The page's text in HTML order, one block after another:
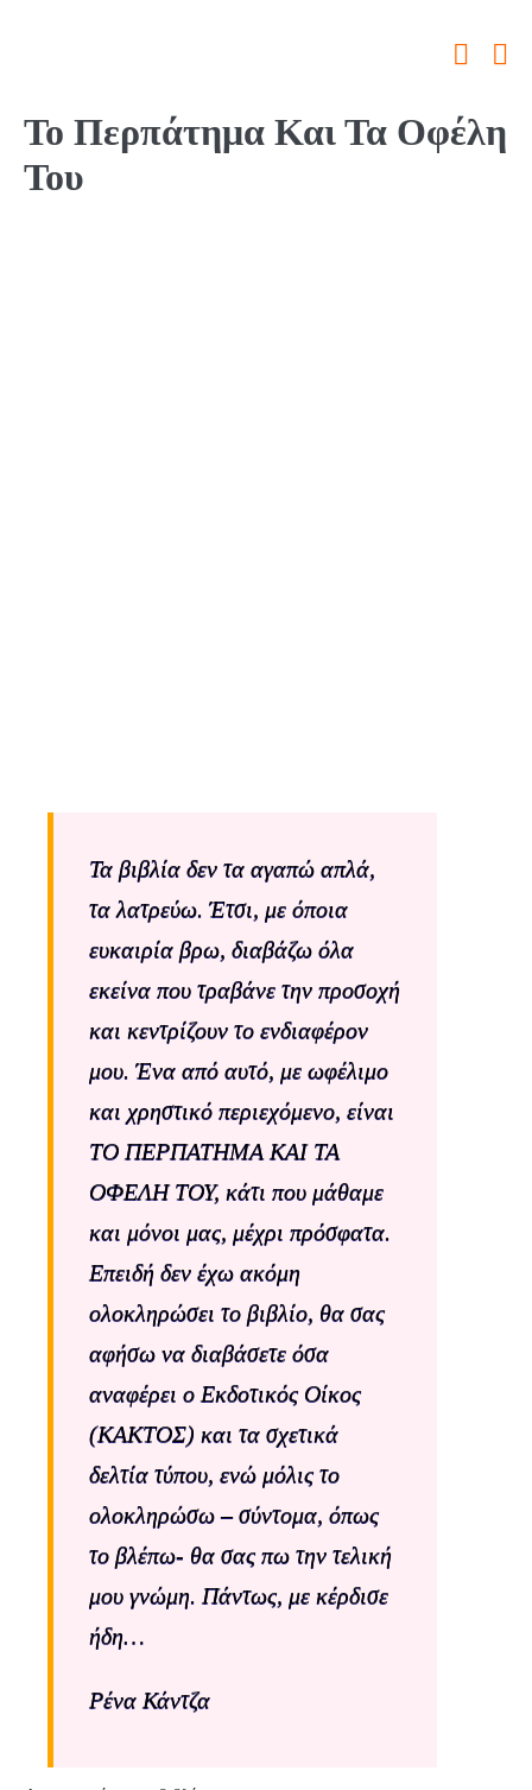
Το Περπάτημα Και Τα Οφέλη
Του
Τα βιβλία δεν τα αγαπώ απλά,
τα λατρεύω. Έτσι, με όποια
ευκαιρία βρω, διαβάζω όλα
εκείνα που τραβάνε την προσοχή
και κεντρίζουν το ενδιαφέρον
μου. Ένα από αυτό, με ωφέλιμο
και χρηστικό περιεχόμενο, είναι
ΤΟ ΠΕΡΠΑΤΗΜΑ ΚΑΙ ΤΑ
ΟΦΕΛΗ ΤΟΥ, κάτι που μάθαμε
και μόνοι μας, μέχρι πρόσφατα.
Επειδή δεν έχω ακόμη
ολοκληρώσει το βιβλίο, θα σας
αφήσω να διαβάσετε όσα
αναφέρει ο Εκδοτικός Οίκος
(ΚΑΚΤΟΣ) και τα σχετικά
δελτία τύπου, ενώ μόλις το
ολοκληρώσω – σύντομα, όπως
το βλέπω- θα σας πω την τελική
μου γνώμη. Πάντως, με κέρδισε
ήδη…
Ρένα Κάντζα